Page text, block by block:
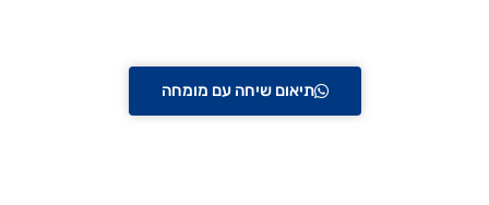
תיאום שיחה עם מומחה